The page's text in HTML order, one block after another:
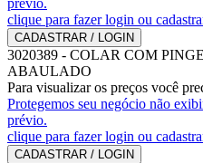
prévio.
clique para fazer login ou
CADASTRAR / LOGIN
3020389 - COLAR COM
ABAULADO
Para visualizar os preços você
Protegemos seu negócio não
prévio.
clique para fazer login ou
CADASTRAR / LOGIN